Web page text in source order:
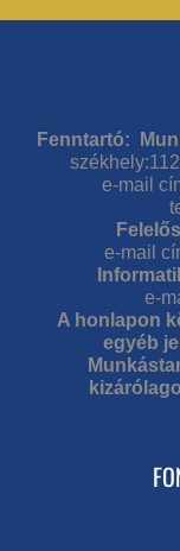
Fenntartó:
e-mail
e-mail
e-
A honlapon
egyéb